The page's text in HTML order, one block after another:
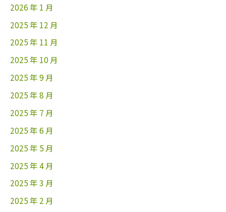
2026 年 1 月
2025 年 12 月
2025 年 11 月
2025 年 10 月
2025 年 9 月
2025 年 8 月
2025 年 7 月
2025 年 6 月
2025 年 5 月
2025 年 4 月
2025 年 3 月
2025 年 2 月